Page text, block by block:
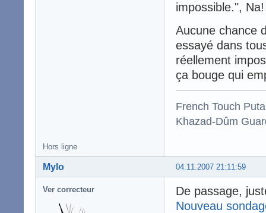
impossible.", Na!
Aucune chance
essayé dans
réellement
ça bouge qui
French Touch
Khazad-Dûm
Hors ligne
04.11.2007 21:11:59
Mylo
Ver correcteur
De passage,
Nouveau